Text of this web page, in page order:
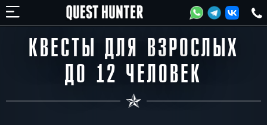
КВЕСТЫ ДЛЯ ВЗРОСЛЫХ
ДО 12 ЧЕЛОВЕК